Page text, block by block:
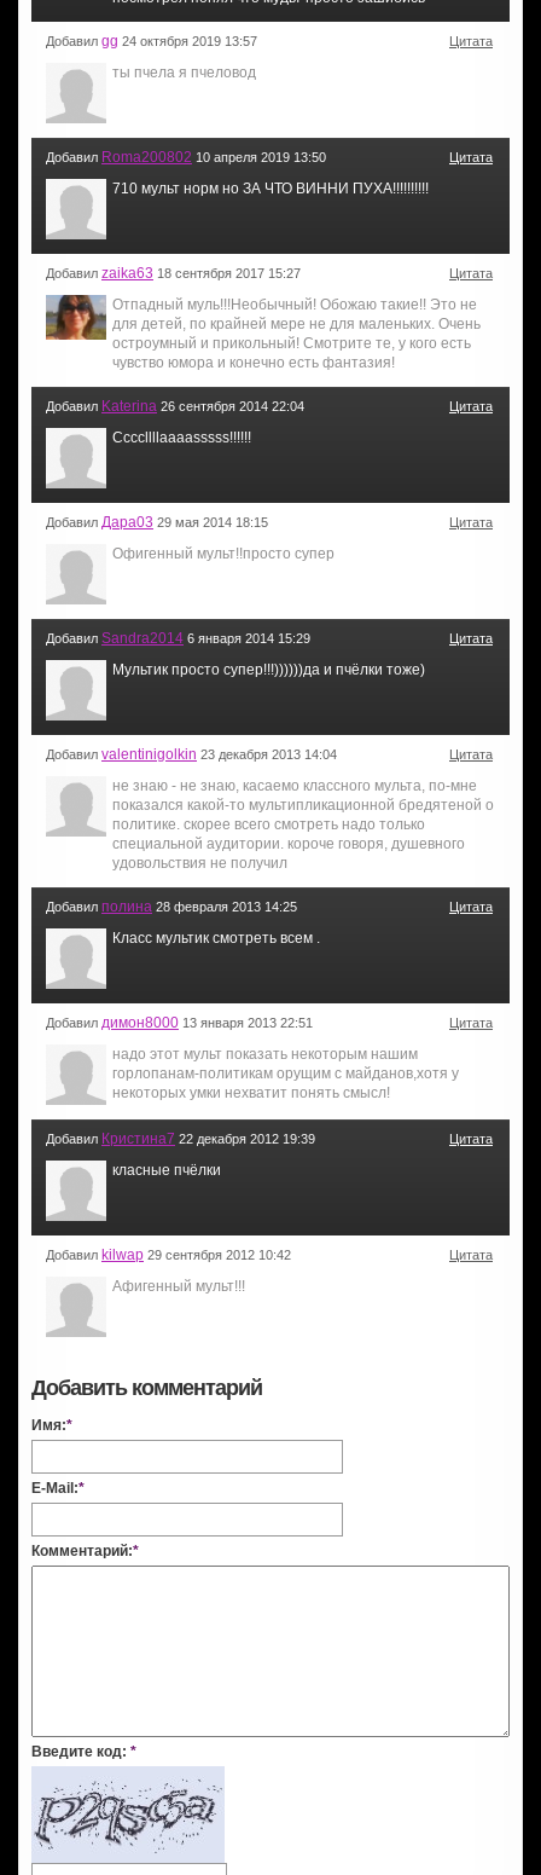
Добавил gg 24 октября 2019 13:57 Цитата
ты пчела я пчеловод
Добавил Roma200802 10 апреля 2019 13:50 Цитата
710 мульт норм но ЗА ЧТО ВИННИ ПУХА!!!!!!!!!!
Добавил zaika63 18 сентября 2017 15:27 Цитата
Отпадный муль!!!Необычный! Обожаю такие!! Это не
для детей, по крайней мере не для маленьких. Очень
остроумный и прикольный! Смотрите те, у кого есть
чувство юмора и конечно есть фантазия!
Добавил Katerina 26 сентября 2014 22:04 Цитата
Ccccllllaaaasssss!!!!!!
Добавил Дара03 29 мая 2014 18:15 Цитата
Офигенный мульт!!просто супер
Добавил Sandra2014 6 января 2014 15:29 Цитата
Мультик просто супер!!!))))))да и пчёлки тоже)
Добавил valentinigolkin 23 декабря 2013 14:04 Цитата
не знаю - не знаю, касаемо классного мульта, по-мне
показался какой-то мультипликационной бредятеной о
политике. скорее всего смотреть надо только
специальной аудитории. короче говоря, душевного
удовольствия не получил
Добавил полина 28 февраля 2013 14:25 Цитата
Класс мультик смотреть всем .
Добавил димон8000 13 января 2013 22:51 Цитата
надо этот мульт показать некоторым нашим
горлопанам-политикам орущим с майданов,хотя у
некоторых умки нехватит понять смысл!
Добавил Кристина7 22 декабря 2012 19:39 Цитата
класные пчёлки
Добавил kilwap 29 сентября 2012 10:42 Цитата
Афигенный мульт!!!
Добавить комментарий
Имя:*
E-Mail:*
Комментарий:*
Введите код: *